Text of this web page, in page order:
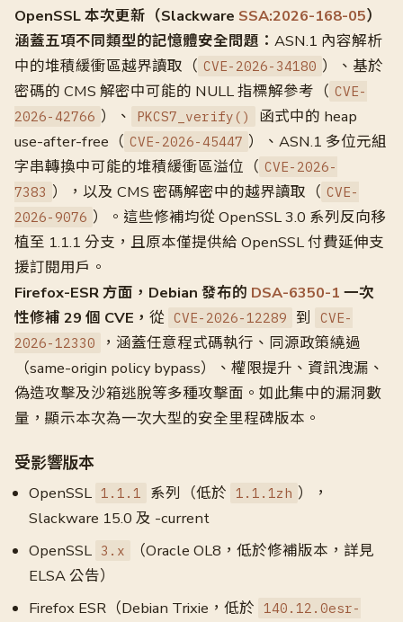
OpenSSL 本次更新（Slackware SSA:2026-168-05）
涵蓋五項不同類型的記憶體安全問題： ASN.1 內容解析
中的堆積緩衝區越界讀取（ CVE-2026-34180 ）、基於
密碼的 CMS 解密中可能的 NULL 指標解參考（ CVE-
2026-42766 ）、 PKCS7_verify()
函式中的 heap
use-after-free（ CVE-2026-45447 ）、ASN.1 多位元組
字串轉換中可能的堆積緩衝區溢位（ CVE-2026-
7383 ），以及 CMS 密碼解密中的越界讀取（ CVE-
2026-9076 ）。這些修補均從 OpenSSL 3.0 系列反向移
植至 1.1.1 分支，且原本僅提供給 OpenSSL 付費延伸支
援訂閱用戶。
Firefox-ESR 方面，Debian 發布的 DSA-6350-1 一次
性修補 29 個 CVE， 從 CVE-2026-12289 到
CVE-
2026-12330
，涵蓋任意程式碼執行、同源政策繞過
（same-origin policy bypass）、權限提升、資訊洩漏、
偽造攻擊及沙箱逃脫等多種攻擊面。如此集中的漏洞數
量，顯示本次為一次大型的安全里程碑版本。
受影響版本
OpenSSL 1.1.1 系列（低於 1.1.1zh ），
Slackware 15.0 及 -current
OpenSSL 3.x
（Oracle OL8，低於修補版本，詳見
ELSA 公告）
Firefox ESR（Debian Trixie，低於 140.12.0esr-